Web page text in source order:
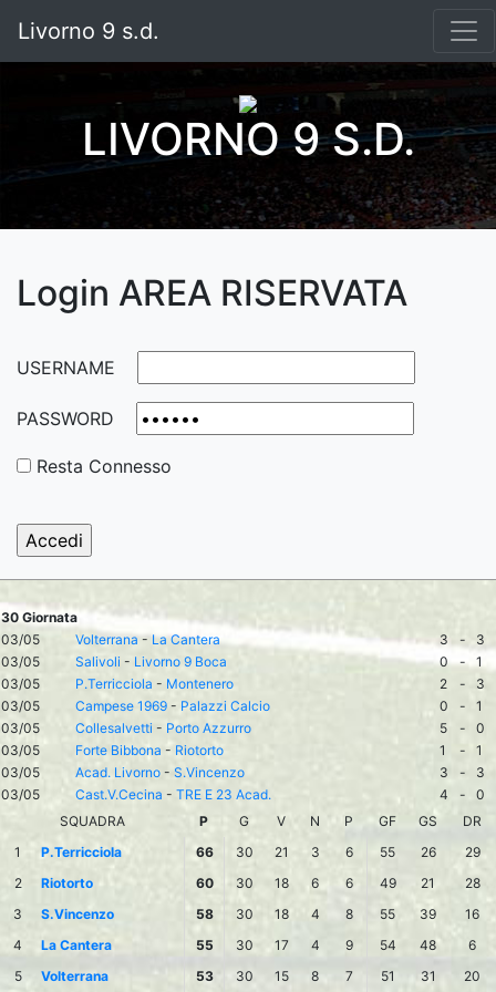
Livorno 9 s.d.
LIVORNO 9 S.D.
Login AREA RISERVATA
USERNAME
PASSWORD
Resta Connesso
30 Giornata
03/05
Volterrana- La Cantera 3 -
3
03/05
Salivoli - Livorno 9 Boca 0 - 1
03/05
P.Terricciola - Montenero 2 -
3
03/05
Campese 1969 - Palazzi Calcio 0 -
1
03/05
Collesalvetti - Porto Azzurro 5 -
0
03/05
Forte Bibbona - Riotorto 1 -
1
03/05
Acad. Livorno - S.Vincenzo 3 -
3
03/05
Cast.V.Cecina - TRE E 23 Acad. 4 -
0
SQUADRA
P G V N P GF GS
DR
1
P.Terricciola 66 30 21 3 6 55 26
29
2
Riotorto 60 30 18 6 6 49 21
28
3
S.Vincenzo 58 30 18 4 8 55 39
16
4
La Cantera 55 30 17 4 9 54 48
6
5
Volterrana 53 30 15 8 7 51 31 20